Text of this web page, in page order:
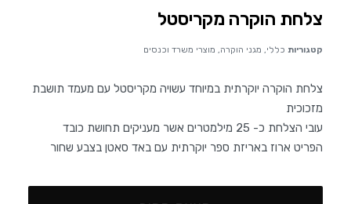
צלחת הוקרה מקריסטל
קטגוריות כללי, מגני הוקרה, מוצרי משרד וכנסים
צלחת הוקרה יוקרתית במיוחד עשויה מקריסטל עם מעמד תושבת
מזכוכית
עובי הצלחת כ- 25 מילמטרים אשר מעניקים תחושת כובד
הפריט ארוז באריזת ספר יוקרתית עם באד סאטן בצבע שחור